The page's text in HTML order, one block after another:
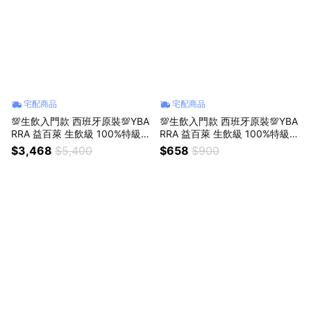
宅配商品
💯生飲入門款 西班牙原裝💯YBA
RRA 益百萊 生飲級 100%特級冷
壓初榨橄欖油500ml x12瓶｜獅
子座生日快樂｜生日禮物｜送禮
$3,468 $5,400
宅配商品
💯生飲入門款 西班牙原裝💯YBA
RRA 益百萊 生飲級 100%特級冷
壓初榨橄欖油500ml x2瓶｜獅子
座生日快樂｜生日禮物｜送禮｜
$658 $900